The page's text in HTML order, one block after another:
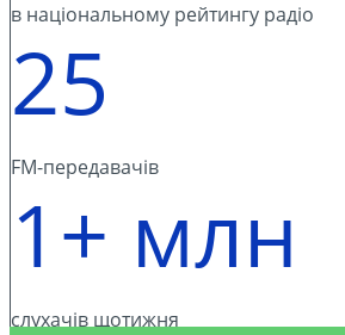
в національному рейтингу радіо
25
FM-передавачів
1+ млн
слухачів щотижня